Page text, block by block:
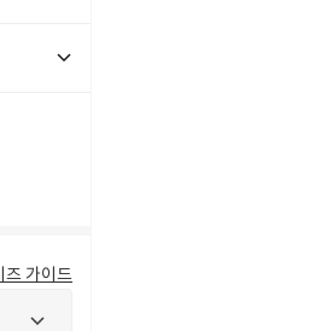
즈 가이드